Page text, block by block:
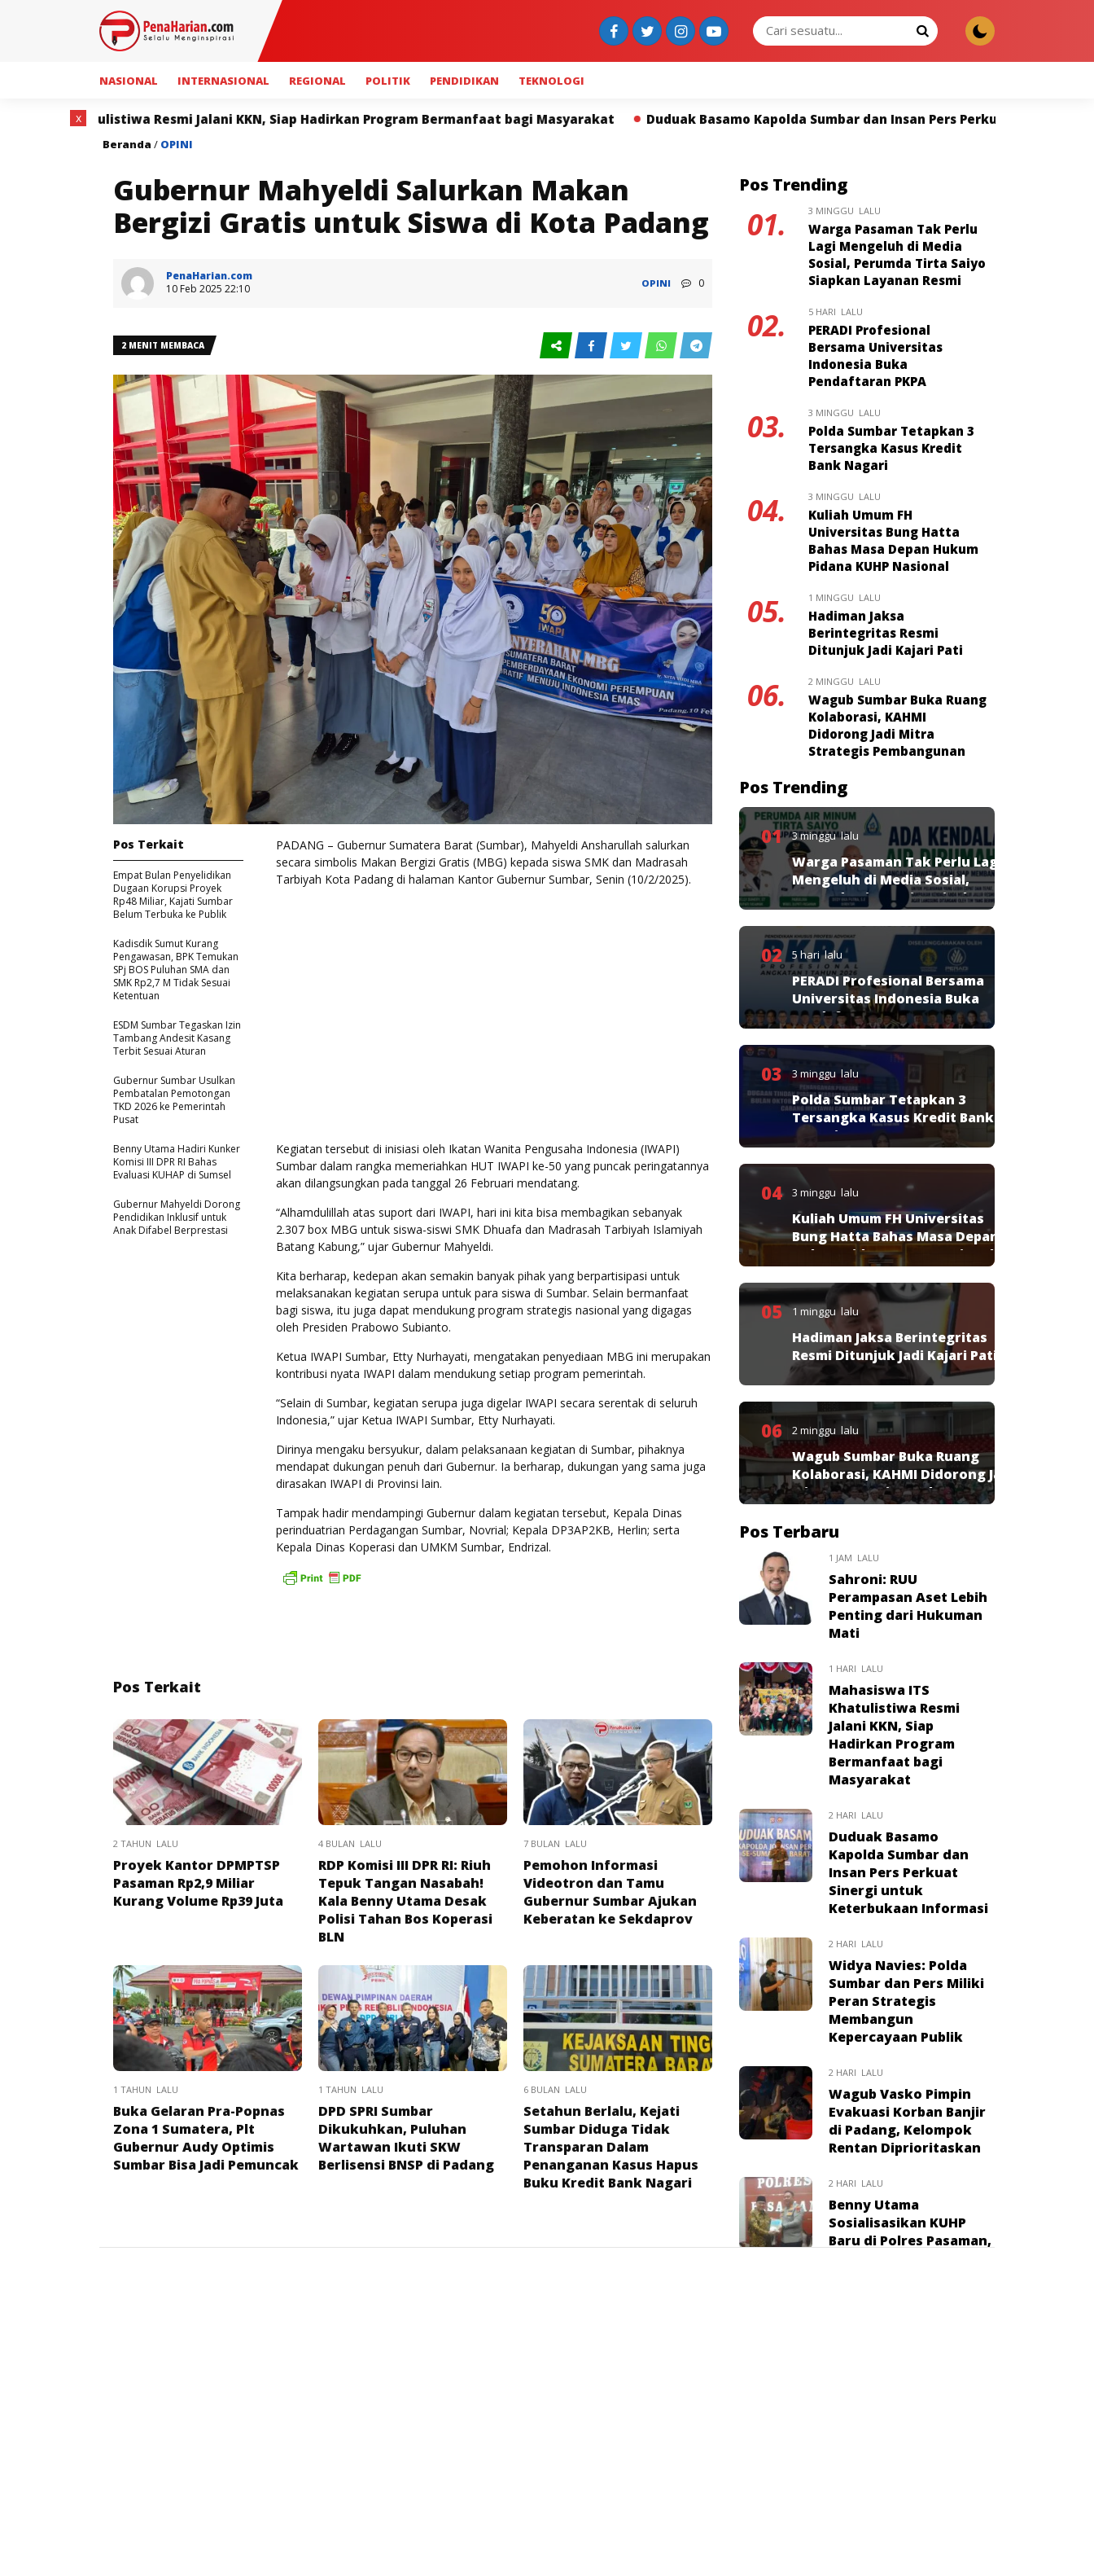
NASIONAL INTERNASIONAL REGIONAL POLITIK PENDIDIKAN TEKNOLOGI
Jalani KKN, Siap Hadirkan Program Bermanfaat bagi Masyarakat Duduak Basamo Kapolda Sumbar dan Insan Pers Perkuat Sinergi untuk Keterbukaan
Beranda / OPINI
Gubernur Mahyeldi Salurkan Makan
Bergizi Gratis untuk Siswa di Kota Padang
PenaHarian.com
10 Feb 2025 22:10
OPINI 0
2 MENIT MEMBACA
PADANG – Gubernur Sumatera Barat (Sumbar), Mahyeldi Ansharullah salurkan
secara simbolis Makan Bergizi Gratis (MBG) kepada siswa SMK dan Madrasah
Tarbiyah Kota Padang di halaman Kantor Gubernur Sumbar, Senin (10/2/2025).
Kegiatan tersebut di inisiasi oleh Ikatan Wanita Pengusaha Indonesia (IWAPI)
Sumbar dalam rangka memeriahkan HUT IWAPI ke-50 yang puncak peringatannya
akan dilangsungkan pada tanggal 26 Februari mendatang.
“Alhamdulillah atas suport dari IWAPI, hari ini kita bisa membagikan sebanyak
2.307 box MBG untuk siswa-siswi SMK Dhuafa dan Madrasah Tarbiyah Islamiyah
Batang Kabung,” ujar Gubernur Mahyeldi.
Kita berharap, kedepan akan semakin banyak pihak yang berpartisipasi untuk
melaksanakan kegiatan serupa untuk para siswa di Sumbar. Selain bermanfaat
bagi siswa, itu juga dapat mendukung program strategis nasional yang digagas
oleh Presiden Prabowo Subianto.
Ketua IWAPI Sumbar, Etty Nurhayati, mengatakan penyediaan MBG ini merupakan
kontribusi nyata IWAPI dalam mendukung setiap program pemerintah.
“Selain di Sumbar, kegiatan serupa juga digelar IWAPI secara serentak di seluruh
Indonesia,” ujar Ketua IWAPI Sumbar, Etty Nurhayati.
Dirinya mengaku bersyukur, dalam pelaksanaan kegiatan di Sumbar, pihaknya
mendapat dukungan penuh dari Gubernur. Ia berharap, dukungan yang sama juga
dirasakan IWAPI di Provinsi lain.
Tampak hadir mendampingi Gubernur dalam kegiatan tersebut, Kepala Dinas
perinduatrian Perdagangan Sumbar, Novrial; Kepala DP3AP2KB, Herlin; serta
Kepala Dinas Koperasi dan UMKM Sumbar, Endrizal.
Pos Terkait
Empat Bulan Penyelidikan
Dugaan Korupsi Proyek
Rp48 Miliar, Kajati Sumbar
Belum Terbuka ke Publik
Kadisdik Sumut Kurang
Pengawasan, BPK Temukan
SPj BOS Puluhan SMA dan
SMK Rp2,7 M Tidak Sesuai
Ketentuan
ESDM Sumbar Tegaskan Izin
Tambang Andesit Kasang
Terbit Sesuai Aturan
Gubernur Sumbar Usulkan
Pembatalan Pemotongan
TKD 2026 ke Pemerintah
Pusat
Benny Utama Hadiri Kunker
Komisi III DPR RI Bahas
Evaluasi KUHAP di Sumsel
Gubernur Mahyeldi Dorong
Pendidikan Inklusif untuk
Anak Difabel Berprestasi
Pos Terkait
2 TAHUN LALU
Proyek Kantor DPMPTSP
Pasaman Rp2,9 Miliar
Kurang Volume Rp39 Juta
4 BULAN LALU
RDP Komisi III DPR RI: Riuh
Tepuk Tangan Nasabah!
Kala Benny Utama Desak
Polisi Tahan Bos Koperasi
BLN
7 BULAN LALU
Pemohon Informasi
Videotron dan Tamu
Gubernur Sumbar Ajukan
Keberatan ke Sekdaprov
1 TAHUN LALU
Buka Gelaran Pra-Popnas
Zona 1 Sumatera, Plt
Gubernur Audy Optimis
Sumbar Bisa Jadi Pemuncak
1 TAHUN LALU
DPD SPRI Sumbar
Dikukuhkan, Puluhan
Wartawan Ikuti SKW
Berlisensi BNSP di Padang
6 BULAN LALU
Setahun Berlalu, Kejati
Sumbar Diduga Tidak
Transparan Dalam
Penanganan Kasus Hapus
Buku Kredit Bank Nagari
Pos Trending
01. 3 MINGGU LALU
Warga Pasaman Tak Perlu
Lagi Mengeluh di Media
Sosial, Perumda Tirta Saiyo
Siapkan Layanan Resmi
02. 5 HARI LALU
PERADI Profesional
Bersama Universitas
Indonesia Buka
Pendaftaran PKPA
03. 3 MINGGU LALU
Polda Sumbar Tetapkan 3
Tersangka Kasus Kredit
Bank Nagari
04. 3 MINGGU LALU
Kuliah Umum FH
Universitas Bung Hatta
Bahas Masa Depan Hukum
Pidana KUHP Nasional
05. 1 MINGGU LALU
Hadiman Jaksa
Berintegritas Resmi
Ditunjuk Jadi Kajari Pati
06. 2 MINGGU LALU
Wagub Sumbar Buka Ruang
Kolaborasi, KAHMI
Didorong Jadi Mitra
Strategis Pembangunan
Pos Trending
01 3 minggu lalu
Warga Pasaman Tak Perlu Lagi
Mengeluh di Media Sosial,
Perumda Tirta Saiyo Siapkan
Layanan Resmi
02 5 hari lalu
PERADI Profesional Bersama
Universitas Indonesia Buka
Pendaftaran PKPA
03 3 minggu lalu
Polda Sumbar Tetapkan 3
Tersangka Kasus Kredit Bank
Nagari
04 3 minggu lalu
Kuliah Umum FH Universitas
Bung Hatta Bahas Masa Depan
Hukum Pidana KUHP Nasional
05 1 minggu lalu
Hadiman Jaksa Berintegritas
Resmi Ditunjuk Jadi Kajari Pati
06 2 minggu lalu
Wagub Sumbar Buka Ruang
Kolaborasi, KAHMI Didorong Jadi
Mitra Strategis Pembangunan
Pos Terbaru
1 JAM LALU
Sahroni: RUU
Perampasan Aset Lebih
Penting dari Hukuman
Mati
1 HARI LALU
Mahasiswa ITS
Khatulistiwa Resmi
Jalani KKN, Siap
Hadirkan Program
Bermanfaat bagi
Masyarakat
2 HARI LALU
Duduak Basamo
Kapolda Sumbar dan
Insan Pers Perkuat
Sinergi untuk
Keterbukaan Informasi
2 HARI LALU
Widya Navies: Polda
Sumbar dan Pers Miliki
Peran Strategis
Membangun
Kepercayaan Publik
2 HARI LALU
Wagub Vasko Pimpin
Evakuasi Korban Banjir
di Padang, Kelompok
Rentan Diprioritaskan
2 HARI LALU
Benny Utama
Sosialisasikan KUHP
Baru di Polres Pasaman,
x